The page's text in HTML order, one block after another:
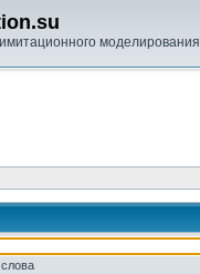
моделирования